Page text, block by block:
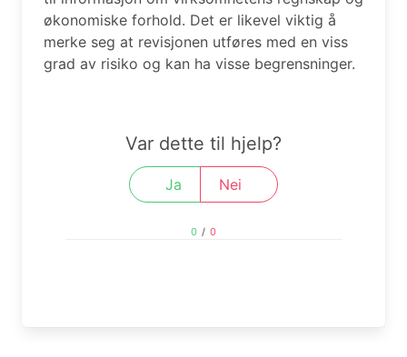
økonomiske forhold. Det er likevel viktig å
merke seg at revisjonen utføres med en viss
grad av risiko og kan ha visse begrensninger.
Var dette til hjelp?
Ja Nei
0 / 0